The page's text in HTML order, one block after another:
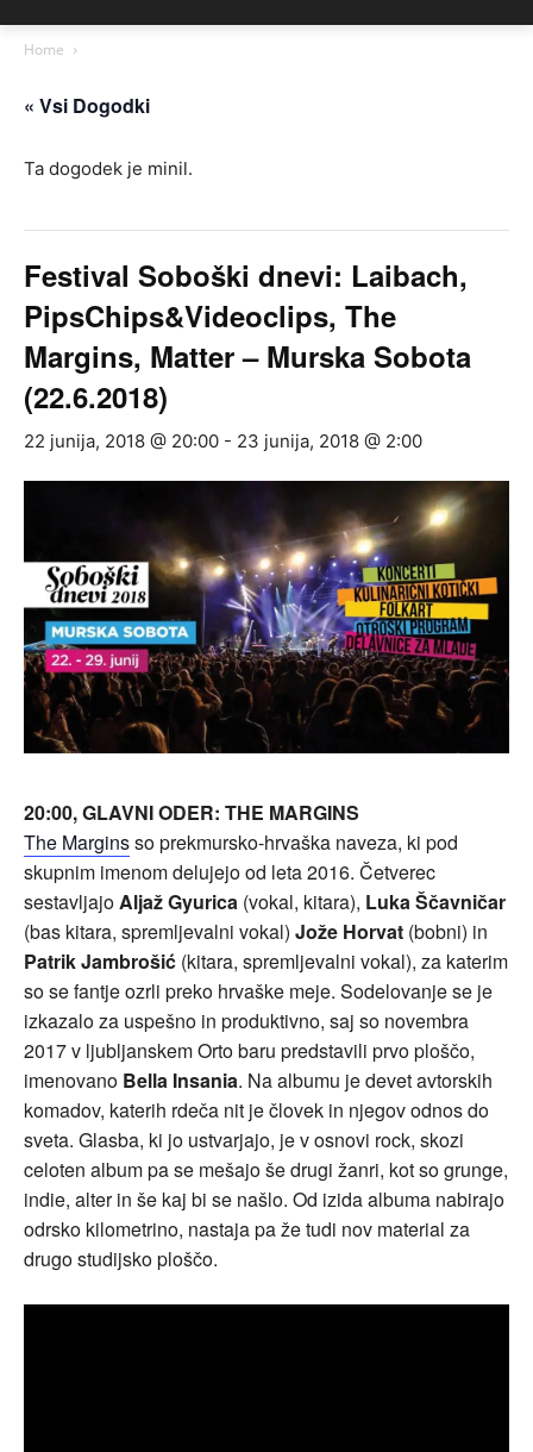
Home
« Vsi Dogodki
Ta dogodek je minil.
Festival Soboški dnevi: Laibach,
PipsChips&Videoclips, The
Margins, Matter – Murska Sobota
(22.6.2018)
22 junija, 2018 @ 20:00 - 23 junija, 2018 @ 2:00
20:00, GLAVNI ODER: THE MARGINS
The Marginsso prekmursko-hrvaška naveza, ki pod
skupnim imenom delujejo od leta 2016. Četverec
sestavljajoAljaž Gyurica (vokal, kitara), Luka Ščavničar
(bas kitara, spremljevalni vokal) Jože Horvat (bobni) in
Patrik Jambrošić (kitara, spremljevalni vokal), za katerim
so se fantje ozrli preko hrvaške meje. Sodelovanje se je
izkazalo za uspešno in produktivno, saj so novembra
2017 v ljubljanskem Orto baru predstavili prvo ploščo,
imenovano Bella Insania. Na albumu je devet avtorskih
komadov, katerih rdeča nit je človek in njegov odnos do
sveta. Glasba, ki jo ustvarjajo, je v osnovi rock, skozi
celoten album pa se mešajo še drugi žanri, kot so grunge,
indie, alter in še kaj bi se našlo. Od izida albuma nabirajo
odrsko kilometrino, nastaja pa že tudi nov material za
drugo studijsko ploščo.